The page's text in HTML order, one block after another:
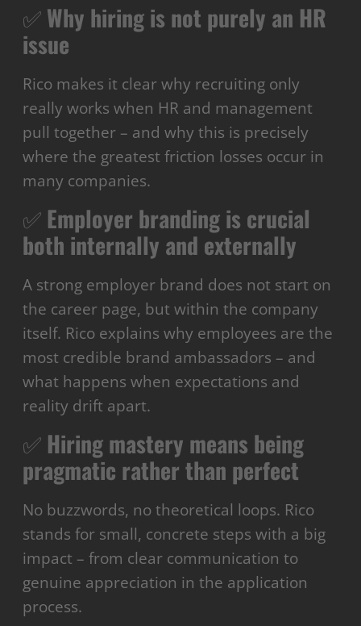
✅Why hiring is not purely an HR
issue
Rico makes it clear why recruiting only
really works when HR and management
pull together – and why this is precisely
where the greatest friction losses occur in
many companies.
✅ Employer branding is crucial
both internally and externally
A strong employer brand does not start on
the career page, but within the company
itself. Rico explains why employees are the
most credible brand ambassadors – and
what happens when expectations and
reality drift apart.
✅ Hiring mastery means being
pragmatic rather than perfect
No buzzwords, no theoretical loops. Rico
stands for small, concrete steps with a big
impact – from clear communication to
genuine appreciation in the application
process.